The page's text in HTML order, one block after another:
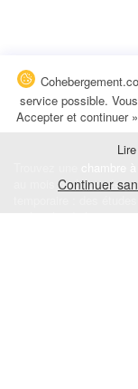
chambre
au mois ou à l'année
temporaire : des
service possible.
Accepter et continuer
Continuer